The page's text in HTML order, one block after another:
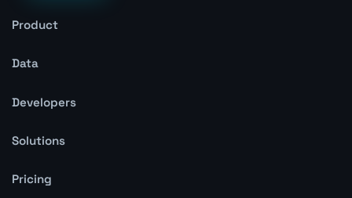
Product
Data
Developers
Solutions
Pricing